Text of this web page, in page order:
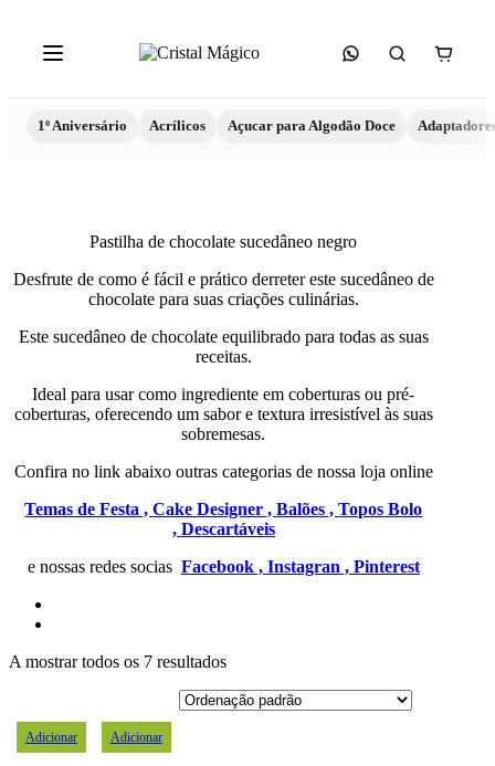
1º Aniversário Acrílicos Açucar para Algodão Doce
Pastilha de chocolate sucedâneo negro
Desfrute de como é fácil e prático derreter este sucedâneo de
chocolate para suas criações culinárias.
Este sucedâneo de chocolate equilibrado para todas as suas
receitas.
Ideal para usar como ingrediente em coberturas ou pré-
coberturas, oferecendo um sabor e textura irresistível às suas
sobremesas.
Confira no link abaixo outras categorias de nossa loja online
Temas de Festa ,Cake Designer ,Balões ,Topos Bolo
, Descartáveis
e nossas redes socias Facebook , Instagran , Pinterest
A mostrar todos os 7 resultados
Adicionar Adicionar